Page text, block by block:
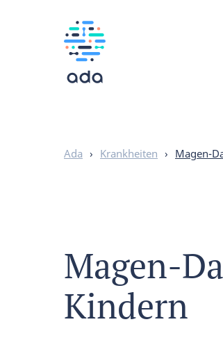
Ada › Krankheiten › Magen-
Magen-
Kindern